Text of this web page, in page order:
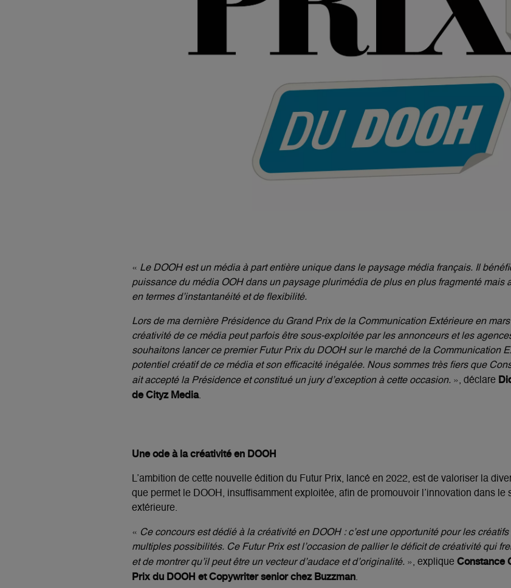
« Le DOOH est un média à part entière unique dans le paysage média français. Il
puissance du média OOH dans un paysage plurimédia de plus en plus fragmenté mais
en termes d’instantanéité et de flexibilité.
Lors de ma dernière Présidence du Grand Prix de la Communication Extérieure en
créativité de ce média peut parfois être sous-exploitée par les annonceurs et les
souhaitons lancer ce premier Futur Prix du DOOH sur le marché de la Communication
potentiel créatif de ce média et son efficacité inégalée. Nous sommes très fiers que
ait accepté la Présidence et constitué un jury d’exception à cette occasion. », déclare
de Cityz Media.
Une ode à la créativité en DOOH
L’ambition de cette nouvelle édition du Futur Prix, lancé en 2022, est de valoriser la
que permet le DOOH, insuffisamment exploitée, afin de promouvoir l’innovation dans le
extérieure.
« Ce concours est dédié à la créativité en DOOH : c’est une opportunité pour les
multiples possibilités. Ce Futur Prix est l’occasion de pallier le déficit de créativité qui
et de montrer qu’il peut être un vecteur d’audace et d’originalité. », expliqueConstance
Prix du DOOH et Copywriter senior chez Buzzman.